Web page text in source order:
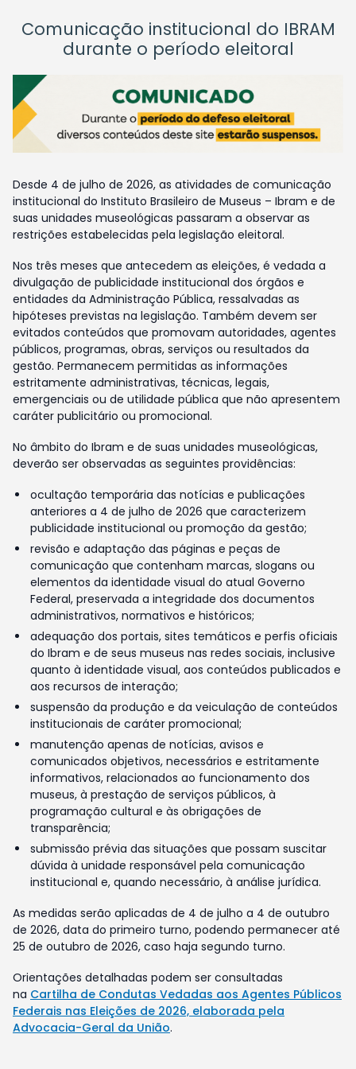
Comunicação institucional do IBRAM
durante o período eleitoral
Desde 4 de julho de 2026, as atividades de comunicação
institucional do Instituto Brasileiro de Museus – Ibram e de
suas unidades museológicas passaram a observar as
restrições estabelecidas pela legislação eleitoral.
Nos três meses que antecedem as eleições, é vedada a
divulgação de publicidade institucional dos órgãos e
entidades da Administração Pública, ressalvadas as
hipóteses previstas na legislação. Também devem ser
evitados conteúdos que promovam autoridades, agentes
públicos, programas, obras, serviços ou resultados da
gestão. Permanecem permitidas as informações
estritamente administrativas, técnicas, legais,
emergenciais ou de utilidade pública que não apresentem
caráter publicitário ou promocional.
No âmbito do Ibram e de suas unidades museológicas,
deverão ser observadas as seguintes providências:
ocultação temporária das notícias e publicações
anteriores a 4 de julho de 2026 que caracterizem
publicidade institucional ou promoção da gestão;
revisão e adaptação das páginas e peças de
comunicação que contenham marcas, slogans ou
elementos da identidade visual do atual Governo
Federal, preservada a integridade dos documentos
administrativos, normativos e históricos;
adequação dos portais, sites temáticos e perfis oficiais
do Ibram e de seus museus nas redes sociais, inclusive
quanto à identidade visual, aos conteúdos publicados e
aos recursos de interação;
suspensão da produção e da veiculação de conteúdos
institucionais de caráter promocional;
manutenção apenas de notícias, avisos e
comunicados objetivos, necessários e estritamente
informativos, relacionados ao funcionamento dos
museus, à prestação de serviços públicos, à
programação cultural e às obrigações de
transparência;
submissão prévia das situações que possam suscitar
dúvida à unidade responsável pela comunicação
institucional e, quando necessário, à análise jurídica.
As medidas serão aplicadas de 4 de julho a 4 de outubro
de 2026, data do primeiro turno, podendo permanecer até
25 de outubro de 2026, caso haja segundo turno.
Orientações detalhadas podem ser consultadas
na Cartilha de Condutas Vedadas aos Agentes Públicos
Federais nas Eleições de 2026, elaborada pela
Advocacia-Geral da União.